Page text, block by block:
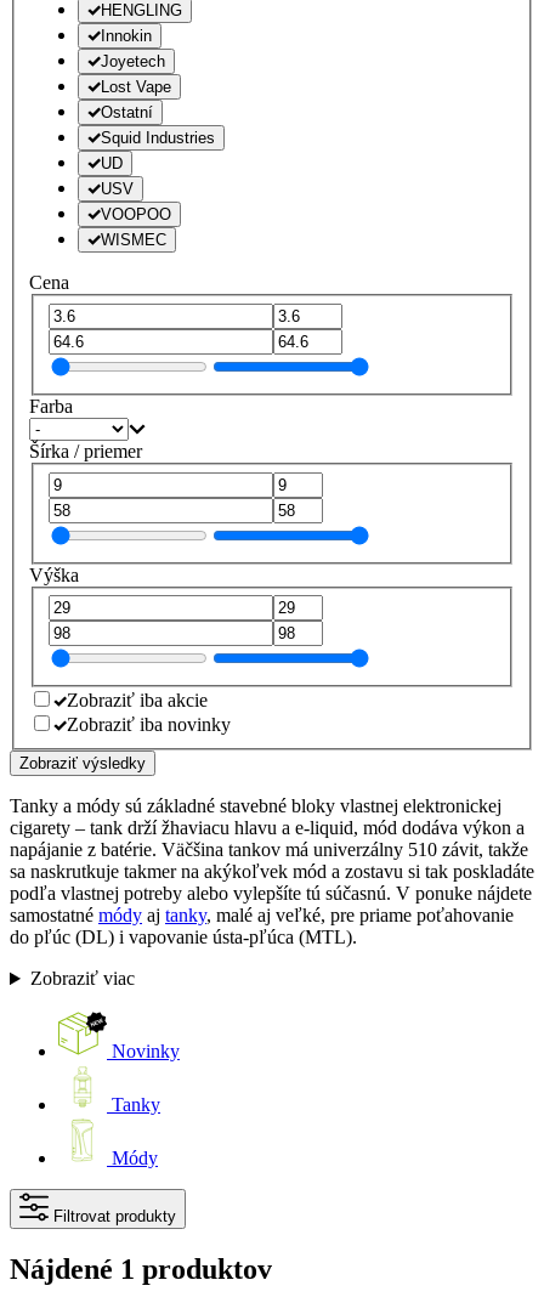
HENGLING
Innokin
Joyetech
Lost Vape
Ostatní
Squid Industries
UD
USV
VOOPOO
WISMEC
Cena
Farba
Šírka / priemer
Výška
Zobraziť iba akcie
Zobraziť iba novinky
Zobraziť výsledky
Tanky a módy sú základné stavebné bloky vlastnej elektronickej
cigarety – tank drží žhaviacu hlavu a e-liquid, mód dodáva výkon a
napájanie z batérie. Väčšina tankov má univerzálny 510 závit, takže
sa naskrutkuje takmer na akýkoľvek mód a zostavu si tak poskladáte
podľa vlastnej potreby alebo vylepšíte tú súčasnú. V ponuke nájdete
samostatné módy aj tanky, malé aj veľké, pre priame poťahovanie
do pľúc (DL) i vapovanie ústa-pľúca (MTL).
Zobraziť viac
Novinky
Tanky
Módy
Filtrovat produkty
Nájdené 1 produktov